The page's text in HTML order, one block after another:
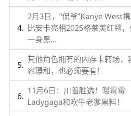
2月3日，“侃爷”Kanye West
比安卡亮相2025格莱美红毯
一身黑…
其他角色拥有的内存卡转场，
容璟和，也必须要有！
11月6日：川普胜选！曝霉霉
Ladygaga和吹牛老爹黑料！